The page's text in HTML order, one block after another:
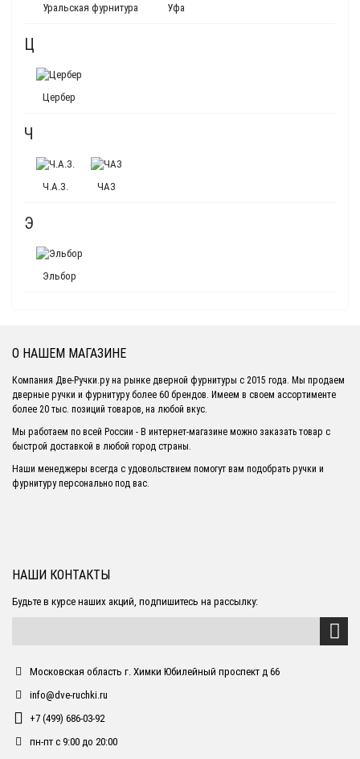
Уральская фурнитура Уфа
Ц
Цербер
Ч
Ч.А.З. ЧАЗ
Э
Эльбор
О НАШЕМ МАГАЗИНЕ
Компания Две-Ручки.ру на рынке дверной фурнитуры с 2015 года. Мы продаем
дверные ручки и фурнитуру более 60 брендов. Имеем в своем ассортименте
более 20 тыс. позиций товаров, на любой вкус.
Мы работаем по всей России - В интернет-магазине можно заказать товар с
быстрой доставкой в любой город страны.
Наши менеджеры всегда с удовольствием помогут вам подобрать ручки и
фурнитуру персонально под вас.
НАШИ КОНТАКТЫ
Будьте в курсе наших акций, подпишитесь на рассылку:
Московская область г. Химки Юбилейный проспект д 66
info@dve-ruchki.ru
+7 (499) 686-03-92
пн-пт с 9:00 до 20:00